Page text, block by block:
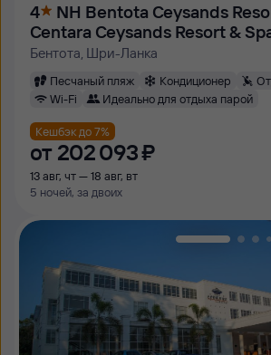
4
NH Bentota Ceysands
Centara Ceysands Resort &
Бентота, Шри-Ланка
Песчаный пляж Кондиционер
Wi-Fi
Идеально для отдыха парой
Кешбэк до 7%
от 202 ⁠093 ⁠₽
13 авг, чт — 18 авг, вт
5 ночей, за двоих